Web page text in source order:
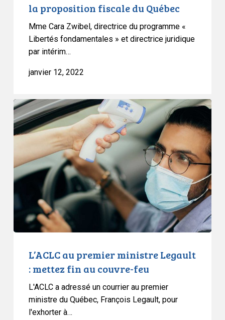
la proposition fiscale du Québec
Mme Cara Zwibel, directrice du programme «
Libertés fondamentales » et directrice juridique
par intérim…
janvier 12, 2022
L’ACLC
au
premier
Legault
:
mettez
fin
au
couvre-
feu
L’ACLC au premier ministre Legault
: mettez fin au couvre-feu
L'ACLC a adressé un courrier au premier
ministre du Québec, François Legault, pour
l'exhorter à…